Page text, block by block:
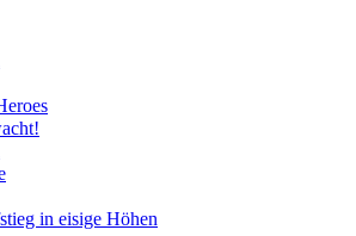
in eisige Höhen